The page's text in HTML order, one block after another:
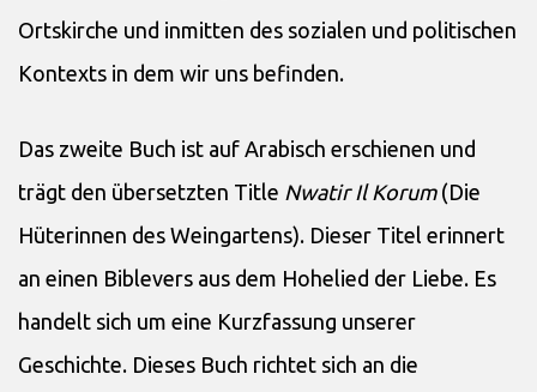
Ortskirche und inmitten des sozialen und politischen
Kontexts in dem wir uns befinden.
Das zweite Buch ist auf Arabisch erschienen und
trägt den übersetzten Title Nwatir Il Korum(Die
Hüterinnen des Weingartens). Dieser Titel erinnert
an einen Biblevers aus dem Hohelied der Liebe. Es
handelt sich um eine Kurzfassung unserer
Geschichte. Dieses Buch richtet sich an die